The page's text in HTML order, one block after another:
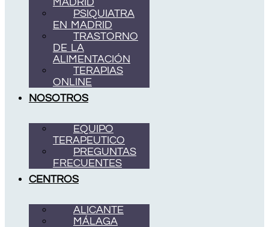
MADRID
PSIQUIATRA
EN MADRID
TRASTORNO
DE LA
ALIMENTACIÓN
TERAPIAS
ONLINE
NOSOTROS
EQUIPO
TERAPEUTICO
PREGUNTAS
FRECUENTES
CENTROS
ALICANTE
MÁLAGA